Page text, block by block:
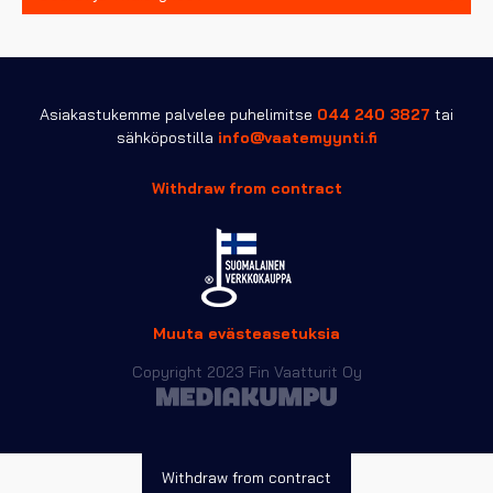
Asiakastukemme palvelee puhelimitse 044 240 3827 tai
sähköpostilla info@vaatemyynti.fi
Withdraw from contract
Muuta evästeasetuksia
Copyright 2023 Fin Vaatturit Oy
Withdraw from contract